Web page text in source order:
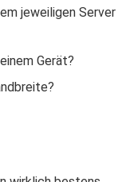
jeweiligen Server
Gerät?